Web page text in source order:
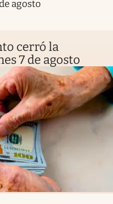
agosto
cerró la
7 de agosto